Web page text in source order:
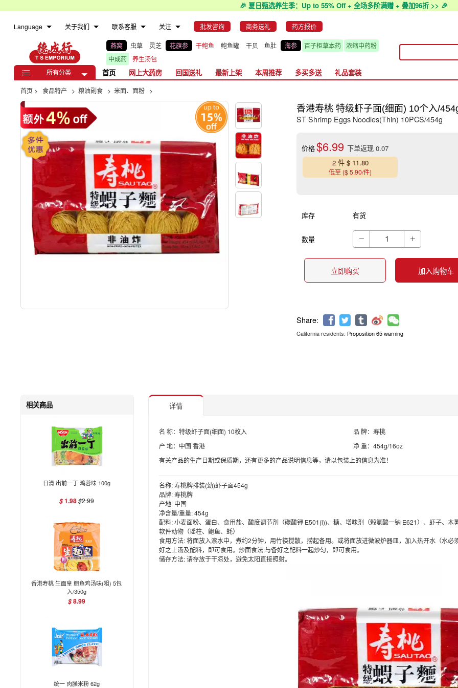
🎉 夏日甄选养生季：Up to 55% Off + 全场多阶满赠 + 叠加96折 >> 🎉
Language 关于我们 联系客服 关注 批发咨询 商务送礼 药方报价
燕窝 虫草 灵芝 花旗参 干鲍鱼 鲍鱼罐 干贝 鱼肚 海参 百子柜草本药
浓缩中药粉
中成药
养生汤包
 所有分类 首页 网上大药房 回国送礼 最新上架 本周推荐 多买多送 礼品套装
首页 > 食品特产 > 粮油副食 > 米面、面粉 >
香港寿桃 特级虾子面(细面) 10个入/
ST Shrimp Eggs Noodles(Thin) 10PCS/454g
价格$6.99下单返现 0.07
2 件 $ 11.80
低至 ($ 5.90/件)
库存 有货
数量  
立即购买 加入购物车
California residents: Proposition 65 warning
相关商品
日清 出前一丁 鸡蓉味 100g
$1.98$2.99
香港寿桃 生面皇 鲍鱼鸡汤味(粗) 5包
入/350g
$8.99
统一 肉臊米粉 62g
详情
名 称：特级虾子面(细面) 10枚入
品 牌：寿桃
产 地：中国 香港
净 重：454g/16oz
有关产品的生产日期或保质期，还有更多的产品说明信息等，请以包装上的信息为准！
名称:寿桃牌排装(幼)虾子面454g
品牌:寿桃牌
产地: 中国
净含量/重量:454g
配料:小麦面粉、蛋白、食用盐、酸度调节剂（碳酸钾 E501(i))、糖、增味剂（榖氨酸一钠 E621）、虾子、
软件动物（瑶柱、鲍鱼、蚝）
食用方法:将面放入滚水中，煮约2分钟，用竹筷搅散，捞起备用。或将面放进微波炉器皿，加入热开水（水
好之上汤及配料，即可食用。炒面食法:与备好之配料一起炒匀，即可食用。
储存方法:请存放于干凉处，避免太阳直接照射。